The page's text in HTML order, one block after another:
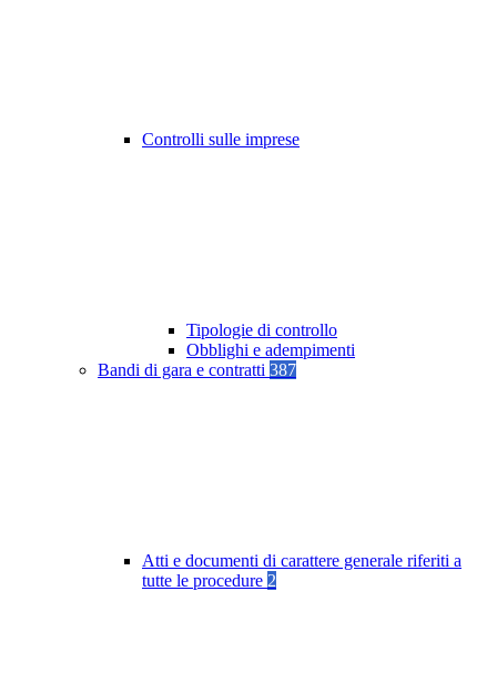
Controlli sulle imprese
Tipologie di controllo
Obblighi e adempimenti
Bandi di gara e contratti 387
Atti e documenti di carattere generale riferiti a
tutte le procedure 2